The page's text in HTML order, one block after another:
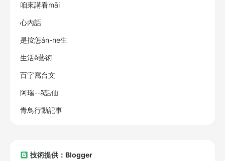
咱來講看māi
心內話
是按怎án-ne生
生活ê藝術
百字寫台文
阿瑞--ā話仙
青鳥行動記事
技術提供：Blogger